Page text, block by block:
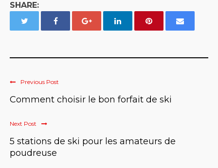
SHARE:
Previous Post
Comment choisir le bon forfait de ski
Next Post
5 stations de ski pour les amateurs de
poudreuse